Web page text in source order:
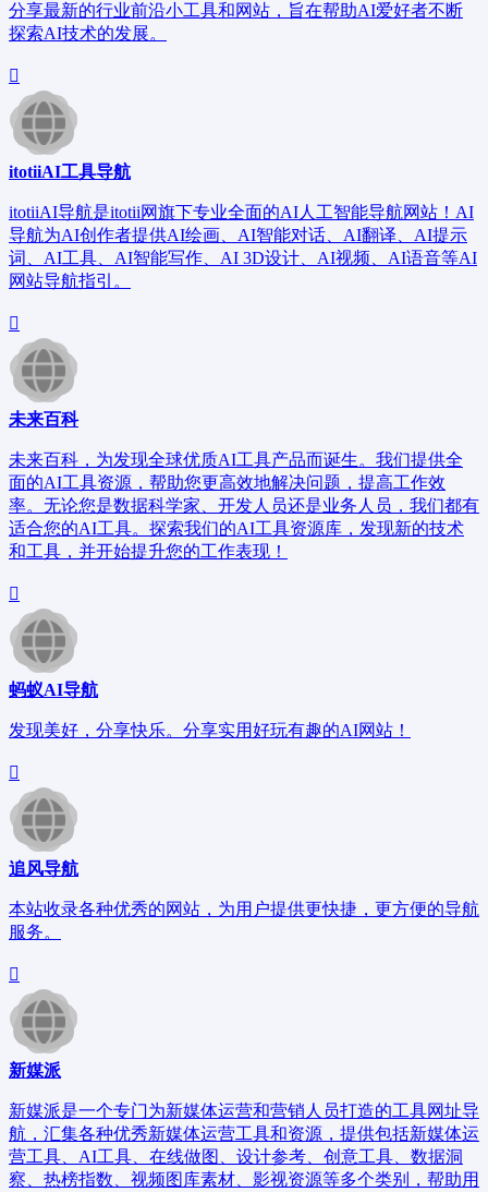
分享最新的行业前沿小工具和网站，旨在帮助AI爱好者不断
探索AI技术的发展。
itotiiAI工具导航
itotiiAI导航是itotii网旗下专业全面的AI人工智能导航网站！AI
导航为AI创作者提供AI绘画、AI智能对话、AI翻译、AI提示
词、AI工具、AI智能写作、AI 3D设计、AI视频、AI语音等AI
网站导航指引。
未来百科
未来百科，为发现全球优质AI工具产品而诞生。我们提供全
面的AI工具资源，帮助您更高效地解决问题，提高工作效
率。无论您是数据科学家、开发人员还是业务人员，我们都有
适合您的AI工具。探索我们的AI工具资源库，发现新的技术
和工具，并开始提升您的工作表现！
蚂蚁AI导航
发现美好，分享快乐。分享实用好玩有趣的AI网站！
追风导航
本站收录各种优秀的网站，为用户提供更快捷，更方便的导航
服务。
新媒派
新媒派是一个专门为新媒体运营和营销人员打造的工具网址导
航，汇集各种优秀新媒体运营工具和资源，提供包括新媒体运
营工具、AI工具、在线做图、设计参考、创意工具、数据洞
察、热榜指数、视频图库素材、影视资源等多个类别，帮助用